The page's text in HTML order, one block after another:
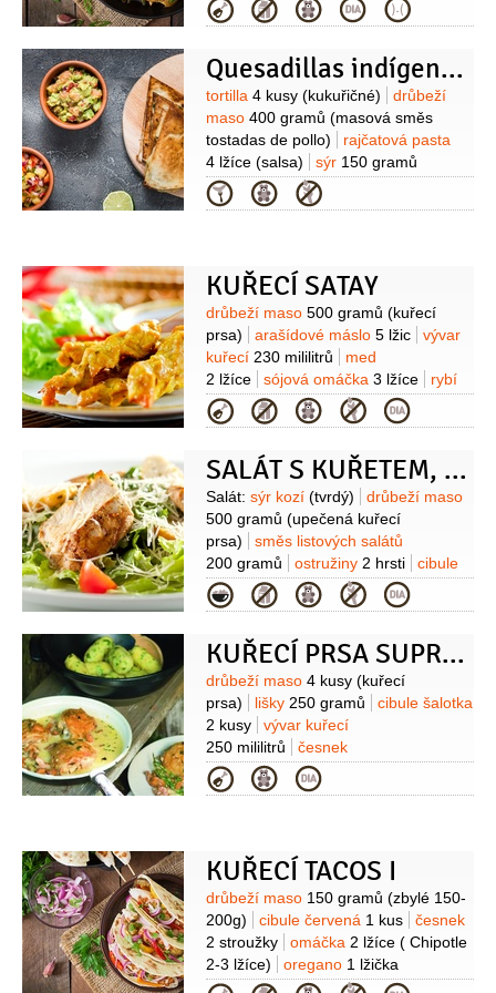
3 lžíce
Kategorie
Quesadillas indígenas - Kuřecí quesadilly
Suroviny
tortilla 4 kusy (kukuřičné)
drůbeží
maso 400 gramů (masová směs
tostadas de pollo)
rajčatová pasta
4 lžíce (salsa) sýr 150 gramů
(eidam)
olej4 lžíce
(rostlinný)
smetana zakysaná
Kategorie
KUŘECÍ SATAY
Suroviny
drůbeží maso 500 gramů (kuřecí
prsa)
arašídové máslo 5 lžic
vývar
kuřecí 230 mililitrů
med
2 lžíce
sójová omáčka 3 lžíce
rybí
omáčka2,5 lžíce omáčka4 lžičky
(Srirarcha)
zázvor3 lžičky
podávání: koriandr (čerstvý) limetka
Kategorie
SALÁT S KUŘETEM, SMAŽENÝM KOZÍM SÝREM A OSTRUŽINOVÝM DRESINKEM
Suroviny
Salát: sýr kozí (tvrdý)
drůbeží maso
500 gramů (upečená kuřecí
prsa)
směs listových salátů
200 gramů
ostružiny 2 hrsti
cibule
červená1 kus
ořechy pekanové
1 hrst
vejce1 kus
mouka pšeničná
obalení)
Zálivka: ostružiny
1 hrst
ocet Balsamico
2 lžíce
(bílý)
olej olivový 4 lžíce
med
2 lžíce
hořčice dijonská
2 lžičky
česnek
1 stroužek
sůl pepř
Kategorie
KUŘECÍ PRSA SUPREME S LIŠKAMI
Suroviny
drůbeží maso 4 kusy (kuřecí
prsa)
lišky 250 gramů
cibule šalotka
2 kusy
vývar kuřecí
250 mililitrů
česnek
2 stroužky
smetana na šlehání
60 mililitrů (60-100ml)
víno bílé
(sušený)
Kategorie
KUŘECÍ TACOS I
Suroviny
drůbeží maso 150 gramů (zbylé 150-
200g)
cibule červená 1 kus
česnek
2 stroužky
omáčka 2 lžíce ( Chipotle
2-3 lžíce)
oregano 1 lžička
(sušené)
rajčata sterilovaná